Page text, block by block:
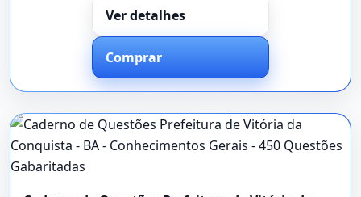
Ver detalhes
Comprar